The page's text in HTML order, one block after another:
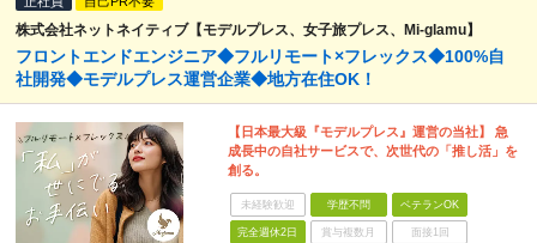
株式会社ネットネイティブ【モデルプレス、女子旅プレス、Mi-glamu】
フロントエンドエンジニア◆フルリモート×フレックス◆100%自
社開発◆モデルプレス運営企業◆地方在住OK！
【日本最大級『モデルプレス』運営の当社】 急
成長中の自社サービスで、次世代の「推し活」を
創る。
未経験歓迎 学歴不問 ベテランOK
完全週休2日 賞与複数月 面接1回